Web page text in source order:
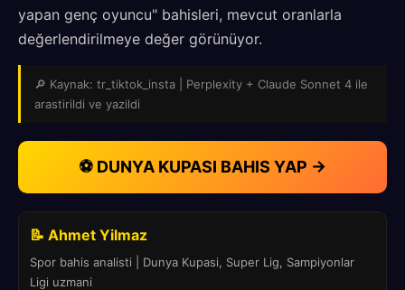
yapan genç oyuncu" bahisleri, mevcut oranlarla
değerlendirilmeye değer görünüyor.
🔎 Kaynak: tr_tiktok_insta | Perplexity + Claude Sonnet 4 ile
arastirildi ve yazildi
⚽ DUNYA KUPASI BAHIS YAP →
📝 Ahmet Yilmaz
Spor bahis analisti | Dunya Kupasi, Super Lig, Sampiyonlar
Ligi uzmani